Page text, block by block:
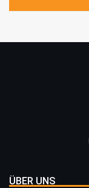
ÜBER UNS